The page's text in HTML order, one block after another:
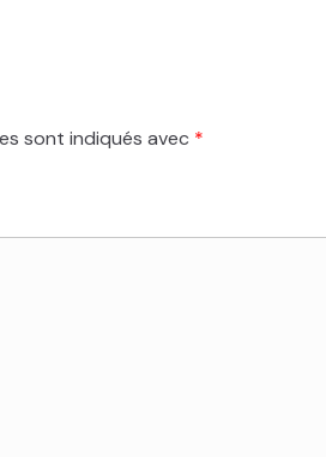
sont indiqués avec *